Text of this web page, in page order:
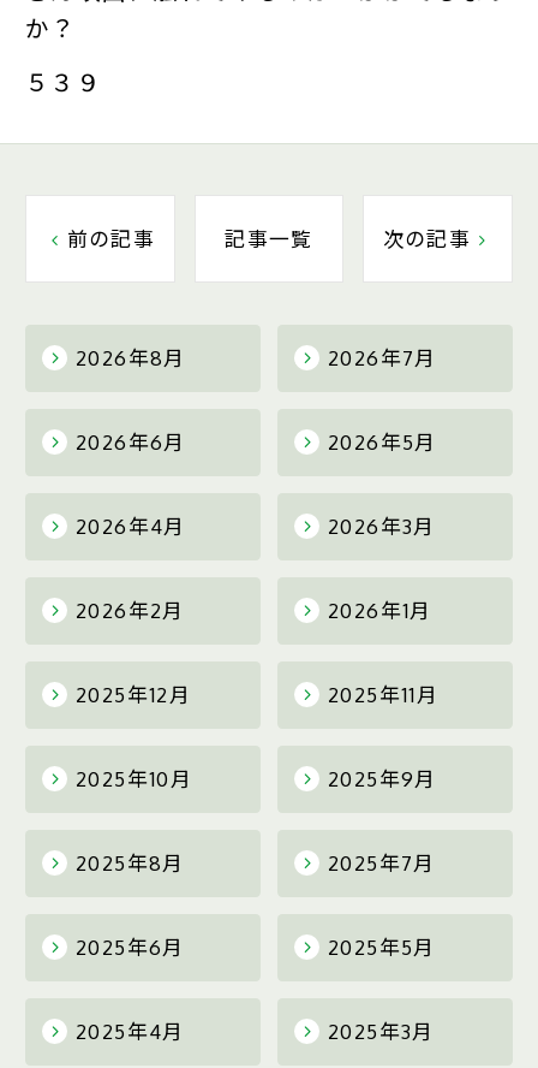
2026年8月 2026年7月
2026年6月 2026年5月
2026年4月 2026年3月
2026年2月 2026年1月
2025年12月 2025年11月
2025年10月 2025年9月
2025年8月 2025年7月
2025年6月 2025年5月
2025年4月 2025年3月
か？
５３９
前の記事 記事一覧 次の記事